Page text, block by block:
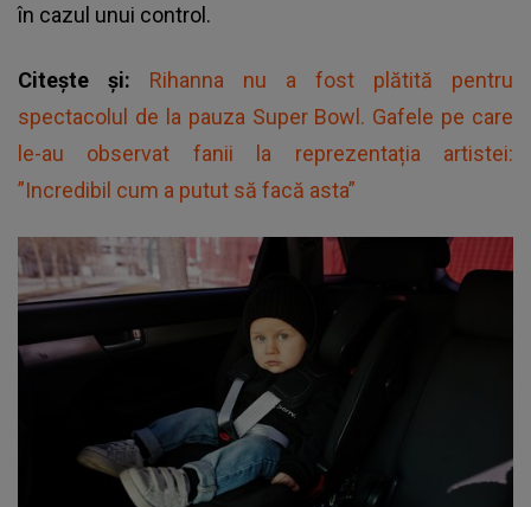
în cazul unui control.
Citește și: Rihanna nu a fost plătită pentru
spectacolul de la pauza Super Bowl. Gafele pe care
le-au observat fanii la reprezentația artistei:
”Incredibil cum a putut să facă asta”